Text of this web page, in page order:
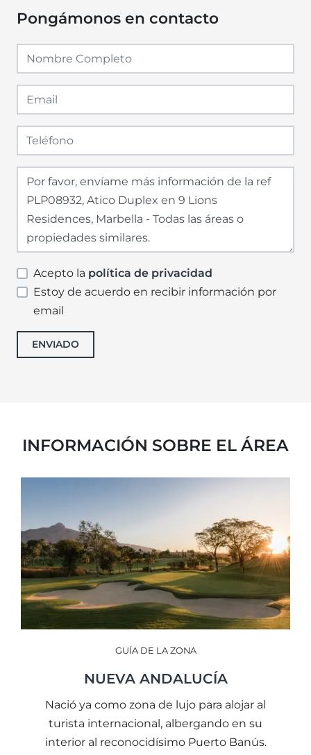
Pongámonos en contacto
Acepto la política de privacidad
Estoy de acuerdo en recibir información por
email
ENVIADO
INFORMACIÓN SOBRE EL ÁREA
GUÍA DE LA ZONA
NUEVA ANDALUCÍA
Nació ya como zona de lujo para alojar al
turista internacional, albergando en su
interior al reconocidísimo Puerto Banús.